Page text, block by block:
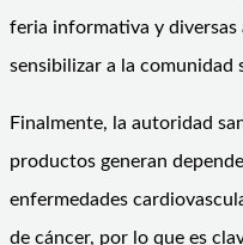
feria informativa y diversas
sensibilizar a la comunidad
Finalmente, la autoridad
productos generan
enfermedades
de cáncer, por lo que es